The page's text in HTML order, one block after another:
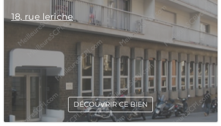
18, rue leriche
DÉCOUVRIR CE BIEN